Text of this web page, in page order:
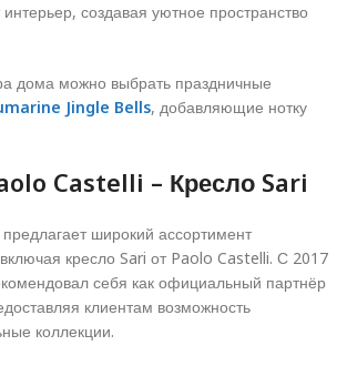
создавая уютное пространство
дома можно выбрать праздничные
Jingle Bells, добавляющие нотку
Castelli – Кресло Sari
предлагает широкий ассортимент
кресло Sari от Paolo Castelli. С 2017
себя как официальный партнёр
клиентам возможность
коллекции.